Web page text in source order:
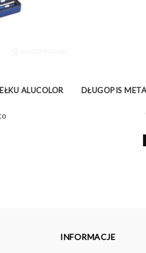
ALUCOLOR DŁUGOPIS
INFORMACJE